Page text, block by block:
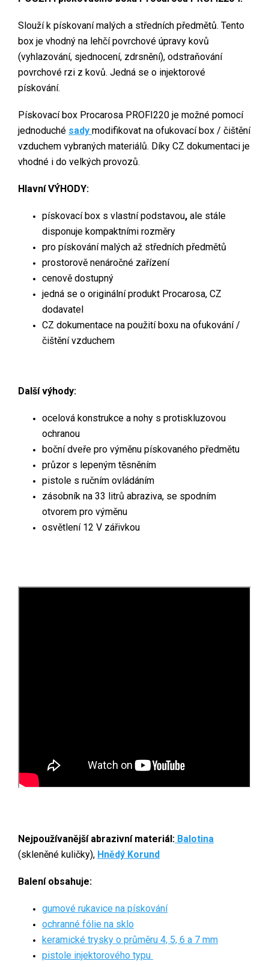
Slouží k pískovaní malých a středních předmětů. Tento
box je vhodný na lehčí povrchové úpravy kovů
(vyhlazování, sjednocení, zdrsnění), odstraňování
povrchové rzi z kovů. Jedná se o injektorové
pískování.
Pískovací box Procarosa PROFI220 je možné pomocí
jednoduché sady modifikovat na ofukovací box / čištění
vzduchem vybraných materiálů. Díky CZ dokumentaci je
vhodné i do velkých provozů.
Hlavní VÝHODY:
pískovací box s vlastní podstavou, ale stále
disponuje kompaktními rozměry
pro pískování malých až středních předmětů
prostorově nenáročné zařízení
cenově dostupný
jedná se o originální produkt Procarosa, CZ
dodavatel
CZ dokumentace na použití boxu na ofukování /
čištění vzduchem
Další výhody:
ocelová konstrukce a nohy s protiskluzovou
ochranou
boční dveře pro výměnu pískovaného předmětu
průzor s lepeným těsněním
pistole s ručním ovládáním
zásobník na 33 litrů abraziva, se spodním
otvorem pro výměnu
osvětlení 12 V zářivkou
Nejpoužívanější abrazivní materiál: Balotina
(skleněné kuličky), Hnědý Korund
Balení obsahuje:
gumové rukavice na pískování
ochranné fólie na sklo
keramické trysky o průměru 4, 5, 6 a 7 mm
pistole injektorového typu